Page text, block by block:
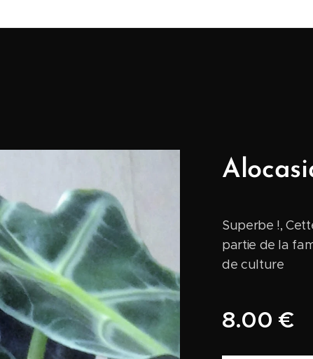
Superbe !,
partie de la
de culture
8.00 €